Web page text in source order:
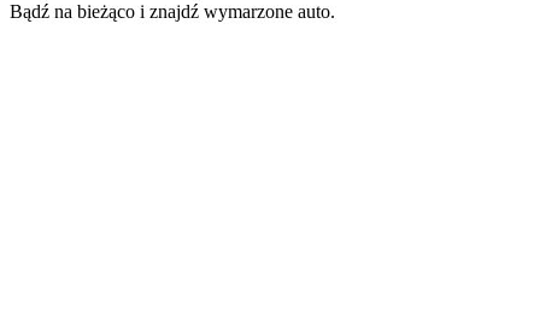
Bądź na bieżąco i znajdź wymarzone auto.